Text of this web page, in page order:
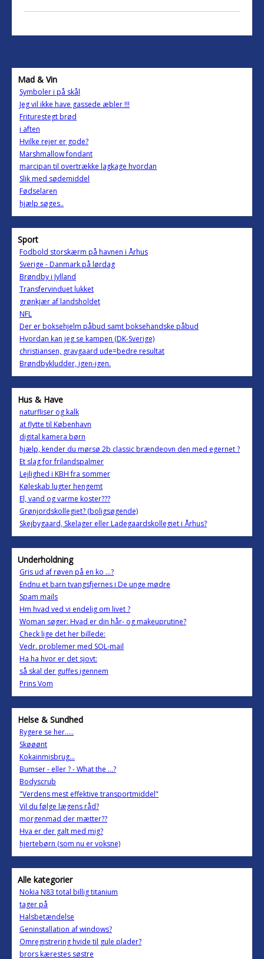
Mad & Vin
Symboler i på skål
Jeg vil ikke have gassede æbler !!!
Friturestegt brød
i aften
Hvilke rejer er gode?
Marshmallow fondant
marcipan til overtrække lagkage hvordan
Slik med sødemiddel
Fødselaren
hjælp søges..
Sport
Fodbold storskærm på havnen i Århus
Sverige - Danmark på lørdag
Brøndby i Jylland
Transfervinduet lukket
grønkjær af landsholdet
NFL
Der er boksehjelm påbud samt boksehandske påbud
Hvordan kan jeg se kampen (DK-Sverige)
christiansen, gravgaard ude=bedre resultat
Brøndbykludder, igen-igen.
Hus & Have
naturfliser og kalk
at flytte til København
digital kamera børn
hjælp, kender du mørsø 2b classic brændeovn den med egernet ?
Et slag for frilandspalmer
Lejlighed i KBH fra sommer
Køleskab lugter hengemt
El, vand og varme koster???
Grønjordskollegiet? (boligsøgende)
Skejbygaard, Skelager eller Ladegaardskollegiet i Århus?
Underholdning
Gris ud af røven på en ko ...?
Endnu et barn tvangsfjernes i De unge mødre
Spam mails
Hm hvad ved vi endelig om livet ?
Woman søger: Hvad er din hår- og makeuprutine?
Check lige det her billede:
Vedr. problemer med SOL-mail
Ha ha hvor er det sjovt:
så skal der guffes igennem
Prins Vom
Helse & Sundhed
Rygere se her.....
Skøøønt
Kokainmisbrug...
Bumser - eller ? - What the ...?
Bodyscrub
"Verdens mest effektive transportmiddel"
Vil du følge lægens råd?
morgenmad der mætter??
Hva er der galt med mig?
hjertebørn (som nu er voksne)
Alle kategorier
Nokia N83 total billig titanium
tager på
Halsbetændelse
Geninstallation af windows?
Omregistrering hvide til gule plader?
brors kærestes søstre